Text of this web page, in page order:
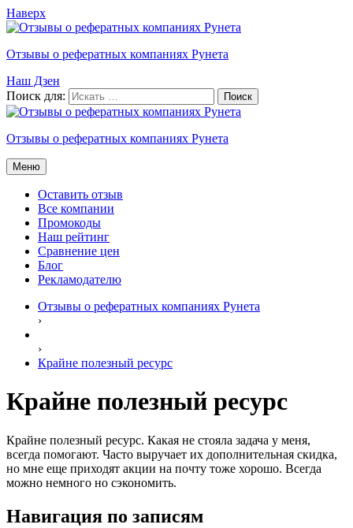
Наверх
Отзывы о рефератных компаниях Рунета
Наш Дзен
Поиск для:
Отзывы о рефератных компаниях Рунета
Меню
Оставить отзыв
Все компании
Промокоды
Наш рейтинг
Сравнение цен
Блог
Рекламодателю
Отзывы о рефератных компаниях Рунета
›
›
Крайне полезный ресурс
Крайне полезный ресурс
Крайне полезный ресурс. Какая не стояла задача у меня,
всегда помогают. Часто выручает их дополнительная скидка,
но мне еще приходят акции на почту тоже хорошо. Всегда
можно немного но сэкономить.
Навигация по записям